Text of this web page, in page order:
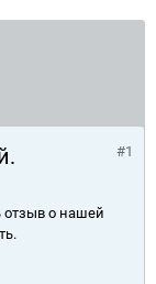
#1
отзыв о нашей